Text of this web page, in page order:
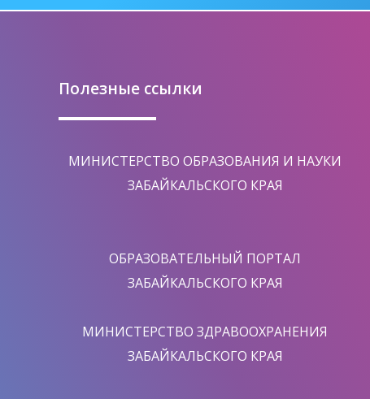
Полезные ссылки
МИНИСТЕРСТВО ОБРАЗОВАНИЯ И НАУКИ
ЗАБАЙКАЛЬСКОГО КРАЯ
ОБРАЗОВАТЕЛЬНЫЙ ПОРТАЛ
ЗАБАЙКАЛЬСКОГО КРАЯ
МИНИСТЕРСТВО ЗДРАВООХРАНЕНИЯ
ЗАБАЙКАЛЬСКОГО КРАЯ